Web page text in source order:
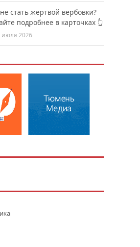
стать жертвой вербовки?
подробнее в карточках 👆
июля 2026